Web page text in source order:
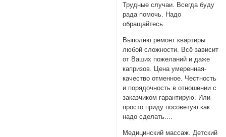
Трудные случаи. Всегда буду
рада помочь. Надо
обращайтесь
Выполню ремонт квартиры
любой сложности. Всё зависит
от Ваших пожеланий и даже
капризов. Цена умеренная-
качество отменное. Честность
и порядочность в отношении с
заказчиком гарантирую. Или
просто приду посоветую как
надо сделать....
Медицинский массаж. Детский